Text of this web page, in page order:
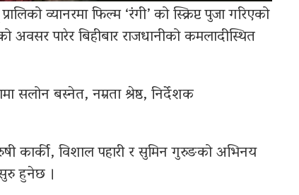
व्यानरमा फिल्म ‘रंगी’ को स्क्रिप्ट पुजा गरिएको
पारेर बिहीबार राजधानीको कमलादीस्थित
सलोन बस्नेत, नम्रता श्रेष्ठ, निर्देशक
कार्की, विशाल पहारी र सुमिन गुरुङको अभिनय
हुनेछ ।